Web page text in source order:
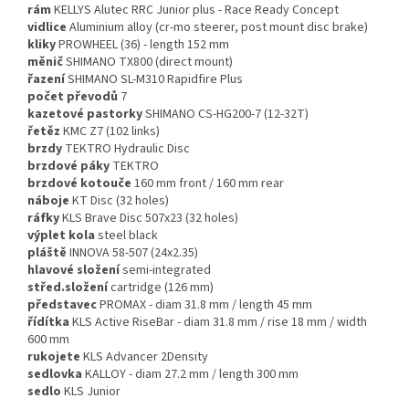
rám KELLYS Alutec RRC Junior plus - Race Ready Concept
vidlice Aluminium alloy (cr-mo steerer, post mount disc brake)
klikyPROWHEEL (36) - length 152 mm
měničSHIMANO TX800 (direct mount)
řazeníSHIMANO SL-M310 Rapidfire Plus
počet převodů 7
kazetové pastorkySHIMANO CS-HG200-7 (12-32T)
řetěz KMC Z7 (102 links)
brzdy TEKTRO Hydraulic Disc
brzdové páky TEKTRO
brzdové kotouče 160 mm front / 160 mm rear
náboje KT Disc (32 holes)
ráfkyKLS Brave Disc 507x23 (32 holes)
výplet kola steel black
pláště INNOVA 58-507 (24x2.35)
hlavové složenísemi-integrated
střed.složenícartridge (126 mm)
představecPROMAX - diam 31.8 mm / length 45 mm
řídítka KLS Active RiseBar - diam 31.8 mm / rise 18 mm / width
600 mm
rukojete KLS Advancer 2Density
sedlovka KALLOY - diam 27.2 mm / length 300 mm
sedlo KLS Junior